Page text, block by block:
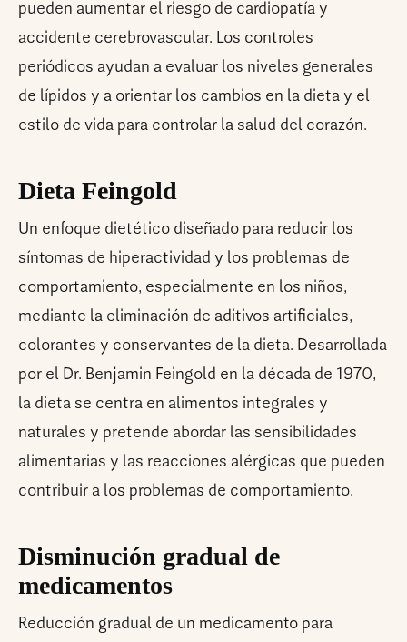
pueden aumentar el riesgo de cardiopatía y
accidente cerebrovascular. Los controles
periódicos ayudan a evaluar los niveles generales
de lípidos y a orientar los cambios en la dieta y el
estilo de vida para controlar la salud del corazón.
Dieta Feingold
Un enfoque dietético diseñado para reducir los
síntomas de hiperactividad y los problemas de
comportamiento, especialmente en los niños,
mediante la eliminación de aditivos artificiales,
colorantes y conservantes de la dieta. Desarrollada
por el Dr. Benjamin Feingold en la década de 1970,
la dieta se centra en alimentos integrales y
naturales y pretende abordar las sensibilidades
alimentarias y las reacciones alérgicas que pueden
contribuir a los problemas de comportamiento.
Disminución gradual de
medicamentos
Reducción gradual de un medicamento para